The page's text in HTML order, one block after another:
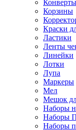
Конверты
Корзины
Краски
Ластики
Ленты
Линейки
Лотки
Лупа
Маркеры
Мел
Мешок
Наборы
Наборы
Наборы